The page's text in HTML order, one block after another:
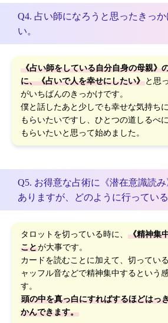
Q4. 占い師になろうと思ったきっ
い。
《占い師をしている自分自身の母親》
に、《占いで人を幸せにしたい》 と思
がいちばんのきっかけです。
僕と話したあと少しでも幸せな気持ち
もらいたいですし、ひとつの道しるべ
もらいたいと思って始めました。
Q5. お得意な占術に《潜在意識読
ありますが、どのように行ってい
タロットを切っている時に、 《精神集
ことが大事です。
カードを読むことに加えて、切ってい
ャッフル音などで精神集中するという
す。
頭の中を真っ白にすればするほどはっ
かんできます。